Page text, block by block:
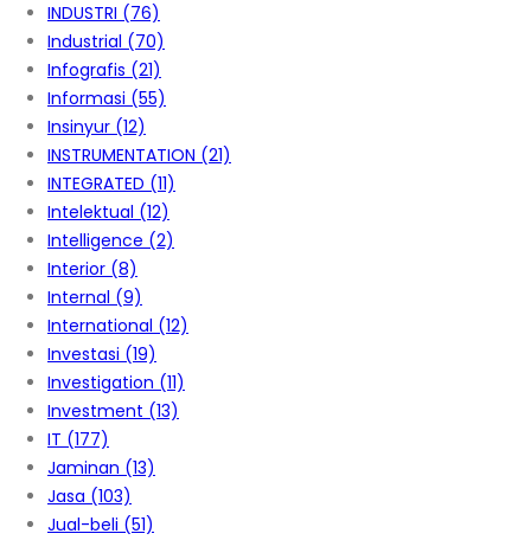
INDUSTRI (76)
Industrial (70)
Infografis (21)
Informasi (55)
Insinyur (12)
INSTRUMENTATION (21)
INTEGRATED (11)
Intelektual (12)
Intelligence (2)
Interior (8)
Internal (9)
International (12)
Investasi (19)
Investigation (11)
Investment (13)
IT (177)
Jaminan (13)
Jasa (103)
Jual-beli (51)